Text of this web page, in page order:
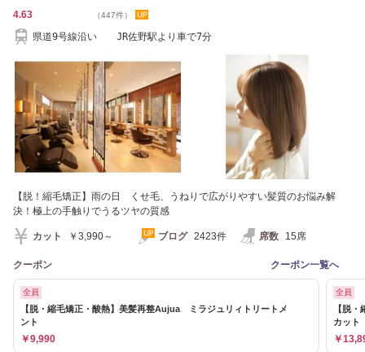
4.63 （447件）
県道9号線沿い JR佐野駅より車で7分
【脱！縮毛矯正】雨の日 くせ毛、うねりで広がりやすい髪質のお悩み解
決！極上の手触りでうるツヤの質感
カット ￥3,990～ ブログ 2423件 席数 15席
クーポン クーポン一覧へ
全員
【脱・縮毛矯正・酸熱】美髪再整Aujua ミラジュリィトリートメ
ント
￥9,990
全員
【脱
カット
￥